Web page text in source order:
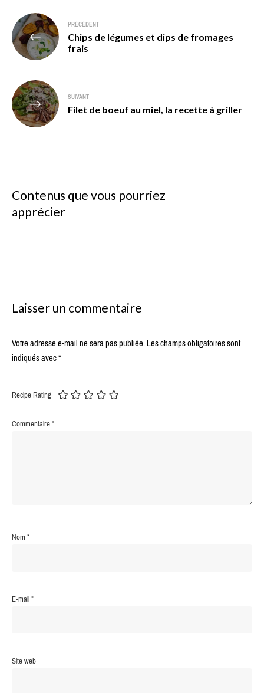
Navigation
de
l’article
PRÉCÉDENT
Chips de légumes et dips de fromages
frais
SUIVANT
Filet de boeuf au miel, la recette à griller
Contenus que vous pourriez
apprécier
Laisser un commentaire
Votre adresse e-mail ne sera pas publiée.Les champs obligatoires sont
indiqués avec*
Recipe Rating
Commentaire*
Nom*
E-mail*
Site web